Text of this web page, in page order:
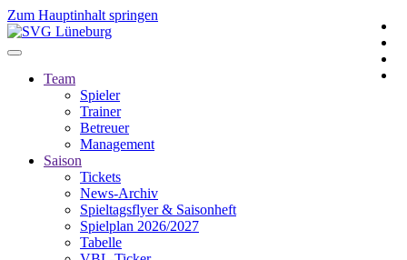
Zum Hauptinhalt springen
Team
Spieler
Trainer
Betreuer
Management
Saison
Tickets
News-Archiv
Spieltagsflyer & Saisonheft
Spielplan 2026/2027
Tabelle